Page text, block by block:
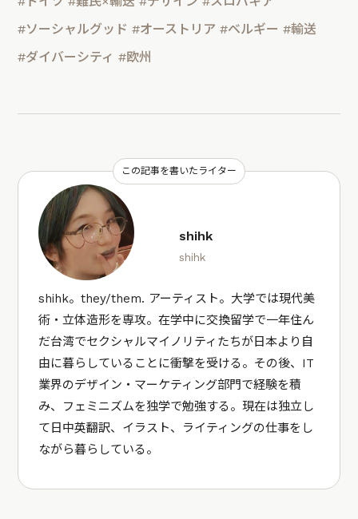
#ソーシャルグッド #オーストリア #ベルギー #輸送
#ダイバーシティ #欧州
この記事を書いたライター
shihk
shihk
shihk。they/them. アーティスト。大学では現代美
術・立体造形を専攻。在学中に交換留学で一年住ん
だ台湾でセクシャルマイノリティたちが日本より自
由に暮らしていることに衝撃を受ける。その後、IT
業界のデザイン・マーケティング部門で経験を積
み、フェミニズムを独学で勉強する。現在は独立し
て日中英翻訳、イラスト、ライティングの仕事をし
ながら暮らしている。